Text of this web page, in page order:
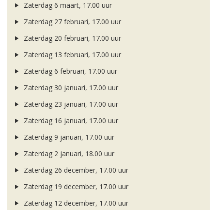
Zaterdag 6 maart, 17.00 uur
Zaterdag 27 februari, 17.00 uur
Zaterdag 20 februari, 17.00 uur
Zaterdag 13 februari, 17.00 uur
Zaterdag 6 februari, 17.00 uur
Zaterdag 30 januari, 17.00 uur
Zaterdag 23 januari, 17.00 uur
Zaterdag 16 januari, 17.00 uur
Zaterdag 9 januari, 17.00 uur
Zaterdag 2 januari, 18.00 uur
Zaterdag 26 december, 17.00 uur
Zaterdag 19 december, 17.00 uur
Zaterdag 12 december, 17.00 uur